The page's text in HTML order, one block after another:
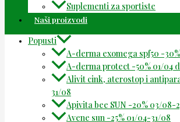
Suplementi za sportiste
Naši proizvodi
Popusti
A-derma exomega spf50 -
A-derma protect -50% 01/04
Alivit cink, aterostop i
31/08
Apivita bee SUN -20% 03/08-
Avene sun -25% 01/04-31/08